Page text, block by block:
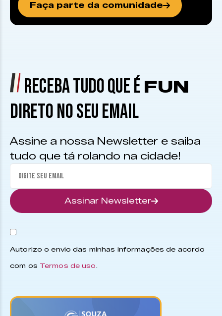
Faça parte da comunidade
RECEBA TUDO QUE É FUN
DIRETO NO SEU EMAIL
Assine a nossa Newsletter e saiba
tudo que tá rolando na cidade!
Assinar Newsletter
Autorizo o envio das minhas informações de acordo
com os Termos de uso.